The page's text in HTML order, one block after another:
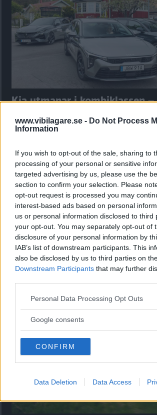
www.vibilagare.se - Do Not Process
Information
If you wish to opt-out of the sale, sharing to
processing of your personal or sensitive
targeted advertising by us, please use the
section to confirm your selection. Please
opt-out request is processed you may
interest-based ads based on personal
us or personal information disclosed to third
your opt-out. You may separately opt-out of
disclosure of your personal information by
IAB’s list of downstream participants. This
also be disclosed by us to third parties on
Downstream Participants that may further
Please note that this website/app uses one
not limited to your visit or usage behaviour.
use your data for below specified purposes
consent section.
Personal Data Processing Opt Outs
Google consents
CONFIRM
Data Deletion Data Access
Kia utmanar i kombiklassen
av ”gamlingen”
Nykomlingen fälls av en besvärande
”God chans att bli ny favorit”